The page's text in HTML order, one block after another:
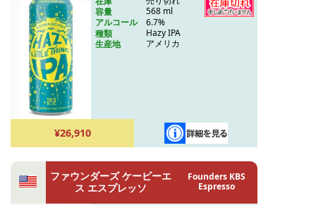
容量
568 ml
アルコール
6.7%
種類
Hazy IPA
生産地
アメリカ
¥26,910
ファウンダーズ ケービーエ
ス エスプレッソ
Founders KBS
Espresso